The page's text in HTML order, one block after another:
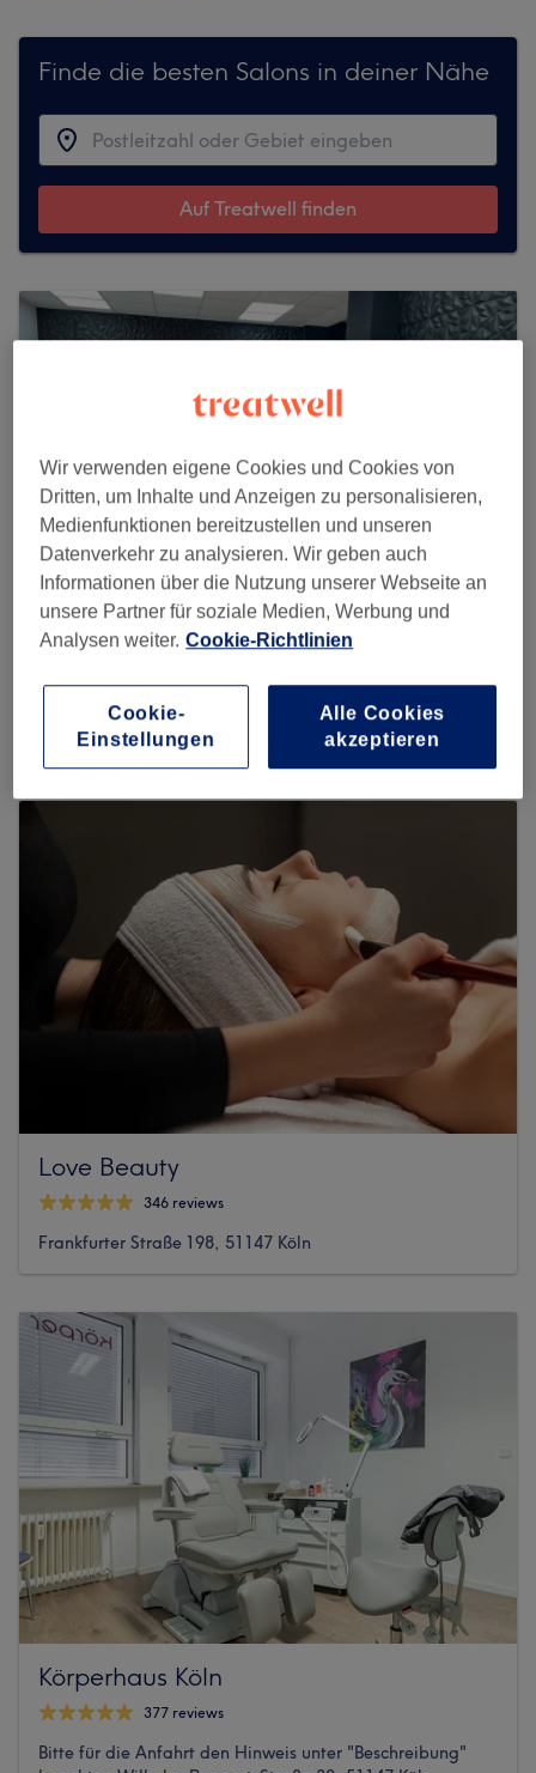
Finde die besten Salons in deiner Nähe
Auf Treatwell finden
Gentlemen´s Haircut
38 reviews
Frankfurter Straße 199, Wahn, 51147 Köln
Love Beauty
346 reviews
Frankfurter Straße 198, 51147 Köln
Körperhaus Köln
377 reviews
Bitte für die Anfahrt den Hinweis unter "Beschreibung"
Wir verwenden eigene Cookies und Cookies von
Dritten, um Inhalte und Anzeigen zu personalisieren,
Medienfunktionen bereitzustellen und unseren
Datenverkehr zu analysieren. Wir geben auch
Informationen über die Nutzung unserer Webseite an
unsere Partner für soziale Medien, Werbung und
Analysen weiter. Cookie-Richtlinien
Cookie-
Einstellungen
Alle Cookies
akzeptieren